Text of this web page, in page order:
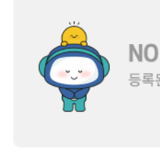
2022.11.25(금) 17시~20시 - 장소
본선 대회를 함께 할 청중 100인을